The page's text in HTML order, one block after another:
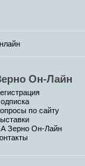
Он-Лайн
по сайту
Зерно Он-Лайн